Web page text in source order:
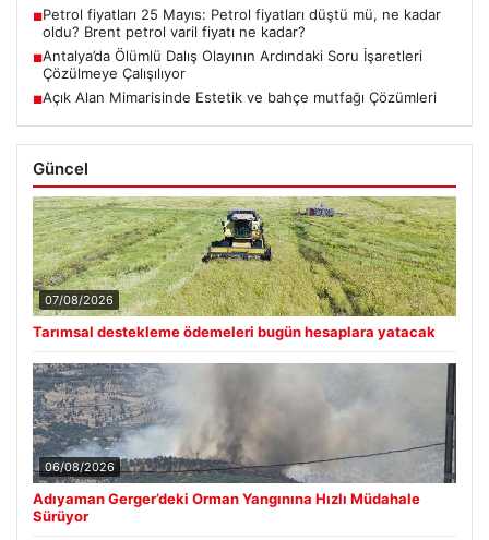
■Petrol fiyatları 25 Mayıs: Petrol fiyatları düştü mü, ne kadar
oldu? Brent petrol varil fiyatı ne kadar?
■Antalya’da Ölümlü Dalış Olayının Ardındaki Soru İşaretleri
Çözülmeye Çalışılıyor
■Açık Alan Mimarisinde Estetik ve bahçe mutfağı Çözümleri
Güncel
07/08/2026
Tarımsal destekleme ödemeleri bugün hesaplara yatacak
06/08/2026
Adıyaman Gerger’deki Orman Yangınına Hızlı Müdahale
Sürüyor